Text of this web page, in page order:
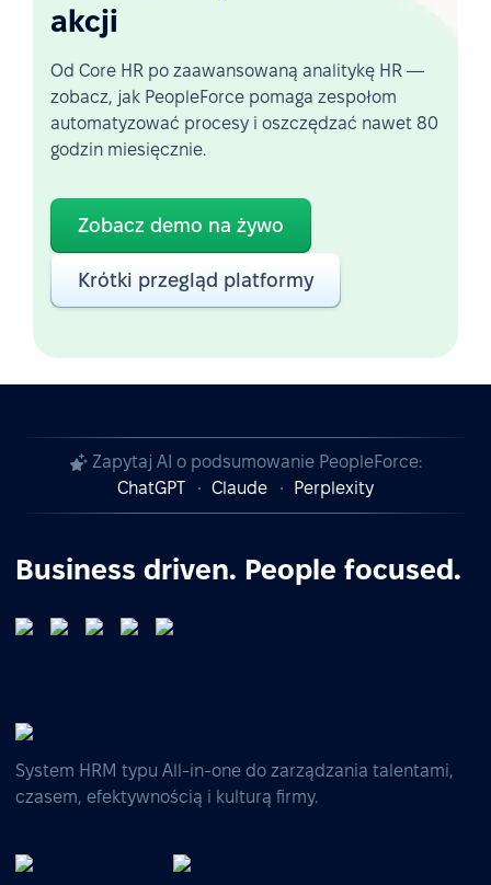
akcji
Od Core HR po zaawansowaną analitykę HR —
zobacz, jak PeopleForce pomaga zespołom
automatyzować procesy i oszczędzać nawet 80
godzin miesięcznie.
Zobacz demo na żywo
Krótki przegląd platformy
Zapytaj AI o podsumowanie PeopleForce:
ChatGPT
Claude Perplexity
Business driven. People focused.
System HRM typu All-in-one do zarządzania talentami,
czasem, efektywnością i kulturą firmy.